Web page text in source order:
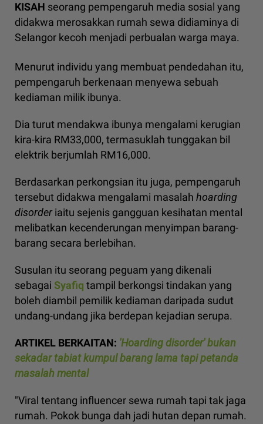
KISAH seorang pempengaruh media sosial yang
didakwa merosakkan rumah sewa didiaminya di
Selangor kecoh menjadi perbualan warga maya.
Menurut individu yang membuat pendedahan itu,
pempengaruh berkenaan menyewa sebuah
kediaman milik ibunya.
Dia turut mendakwa ibunya mengalami kerugian
kira-kira RM33,000, termasuklah tunggakan bil
elektrik berjumlah RM16,000.
Berdasarkan perkongsian itu juga, pempengaruh
tersebut didakwa mengalami masalah hoarding
disorderiaitu sejenis gangguan kesihatan mental
melibatkan kecenderungan menyimpan barang-
barang secara berlebihan.
Susulan itu seorang peguam yang dikenali
sebagai Syafiq tampil berkongsi tindakan yang
boleh diambil pemilik kediaman daripada sudut
undang-undang jika berdepan kejadian serupa.
ARTIKEL BERKAITAN: 'Hoarding disorder' bukan
sekadar tabiat kumpul barang lama tapi petanda
masalah mental
"Viral tentang influencer sewa rumah tapi tak jaga
rumah. Pokok bunga dah jadi hutan depan rumah.